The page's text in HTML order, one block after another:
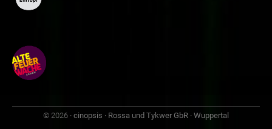
© 2026 · cinopsis · Rossa und Tykwer GbR · Wuppertal